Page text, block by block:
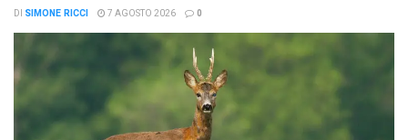
DI SIMONE RICCI 7 AGOSTO 2026 0